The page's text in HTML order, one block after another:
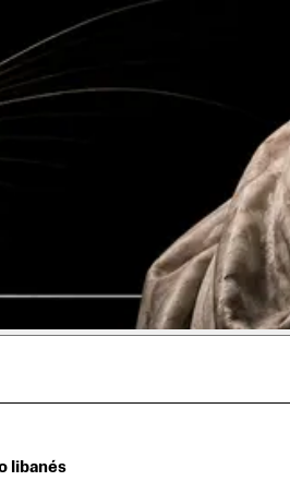
libanés